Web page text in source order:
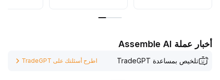
أخبار عملة Assemble AI
تلخيص بمساعدة TradeGPT اطرح أسئلتك على TradeGPT